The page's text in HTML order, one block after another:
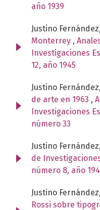
año 1939
Justino Fernández,
Monterrey ,
Investigaciones
12, año 1945
Justino Fernández,
de arte en 1963 ,
Investigaciones
número 33
Justino Fernández,
de
número 8, año
Justino Fernández,
Rossi sobre